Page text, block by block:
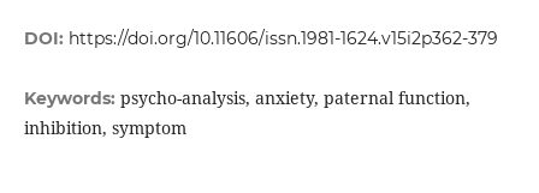
DOI: https://doi.org/10.11606/issn.1981-1624.v15i2p362-379
Keywords: psycho-analysis, anxiety, paternal function,
inhibition, symptom